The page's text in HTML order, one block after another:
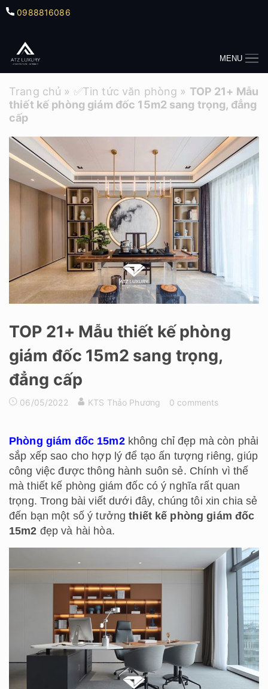
0988816086
MENU
Trang chủ » ✅Tin tức văn phòng » TOP 21+ Mẫu
thiết kế phòng giám đốc 15m2 sang trọng, đẳng
cấp
TOP 21+ Mẫu thiết kế phòng
giám đốc 15m2 sang trọng,
đẳng cấp
06/05/2022 KTS Thảo Phương 0 comments
Phòng giám đốc 15m2không chỉ đẹp mà còn phải
sắp xếp sao cho hợp lý để tạo ấn tượng riêng, giúp
công việc được thông hành suôn sẻ. Chính vì thế
mà thiết kế phòng giám đốc có ý nghĩa rất quan
trọng. Trong bài viết dưới đây, chúng tôi xin chia sẻ
đến bạn một số ý tưởngthiết kế phòng giám đốc
15m2 đẹp và hài hòa.